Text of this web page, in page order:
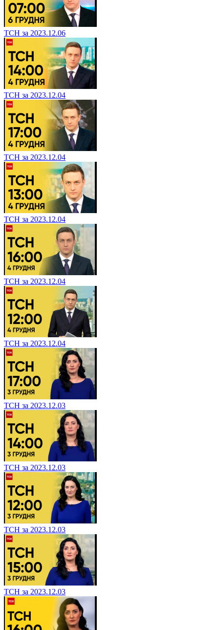
ТСН за 2023.12.06
ТСН за 2023.12.04
ТСН за 2023.12.04
ТСН за 2023.12.04
ТСН за 2023.12.04
ТСН за 2023.12.04
ТСН за 2023.12.03
ТСН за 2023.12.03
ТСН за 2023.12.03
ТСН за 2023.12.03